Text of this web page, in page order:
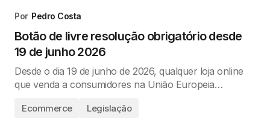
Por Pedro Costa
Botão de livre resolução obrigatório desde
19 de junho 2026
Desde o dia 19 de junho de 2026, qualquer loja online
que venda a consumidores na União Europeia…
Ecommerce Legislação